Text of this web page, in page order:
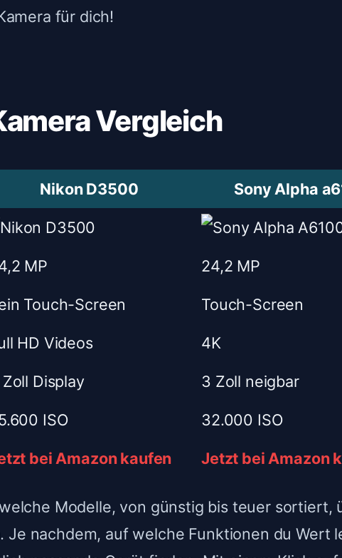
für dich!
Vergleich
Nikon D3500 Sony Alpha
MP 24,2 MP
Touch-Screen Touch-Screen
HD Videos 4K
Display 3 Zoll neigbar
ISO 32.000 ISO
bei Amazon kaufen Jetzt bei Amazon
Modelle, von günstig bis teuer sortiert,
nachdem, auf welche Funktionen du Wert